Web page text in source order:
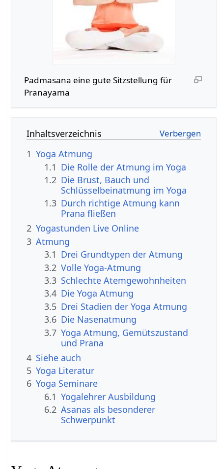
Padmasana eine gute Sitzstellung für
Pranayama
Inhaltsverzeichnis
1 Yoga Atmung
1.1 Die Rolle der Atmung im Yoga
1.2 Die Brust, Bauch und
Schlüsselbeinatmung im Yoga
1.3 Durch richtige Atmung kann
Prana fließen
2 Yogastunden Live Online
3 Atmung
3.1 Drei Grundtypen der Atmung
3.2 Volle Yoga-Atmung
3.3 Schlechte Atemgewohnheiten
3.4 Die Yoga Atmung
3.5 Drei Stadien der Yoga Atmung
3.6 Die Nasenatmung
3.7 Yoga Atmung, Gemütszustand
und Prana
4 Siehe auch
5 Yoga Literatur
6 Yoga Seminare
6.1 Yogalehrer Ausbildung
6.2 Asanas als besonderer
Schwerpunkt